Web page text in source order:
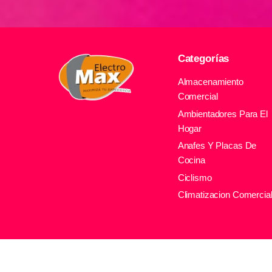
Categorías
Almacenamiento
Comercial
Ambientadores Para El
Hogar
Anafes Y Placas De
Cocina
Ciclismo
Climatizacion Comercial